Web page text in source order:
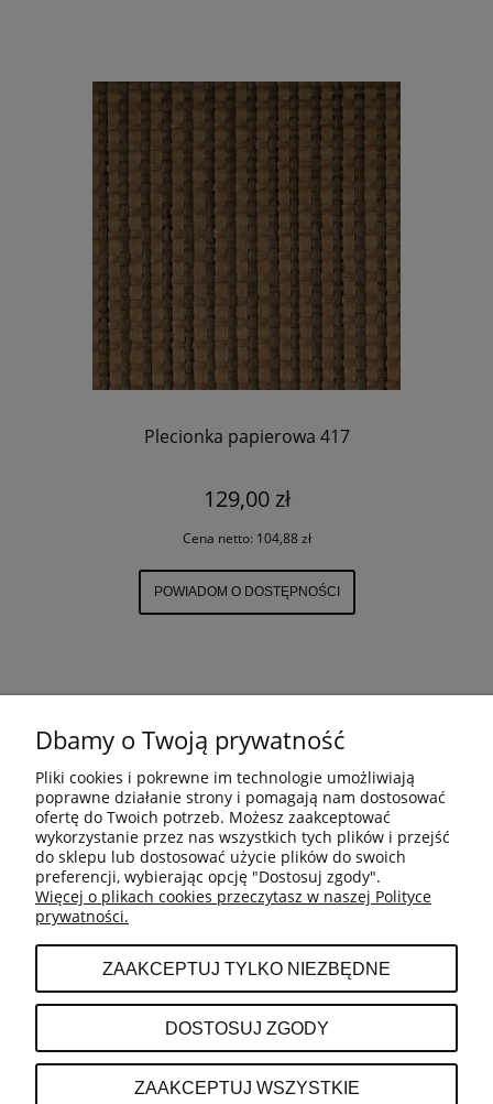
Plecionka papierowa 417
129,00 zł
Cena netto: 104,88 zł
POWIADOM O DOSTĘPNOŚCI
REGULAMIN
ZWROTY
REKLAMACJE
O FIRMIE
Dbamy o Twoją prywatność
Pliki cookies i pokrewne im technologie umożliwiają
poprawne działanie strony i pomagają nam dostosować
ofertę do Twoich potrzeb. Możesz zaakceptować
wykorzystanie przez nas wszystkich tych plików i przejść
do sklepu lub dostosować użycie plików do swoich
preferencji, wybierając opcję "Dostosuj zgody".
Więcej o plikach cookies przeczytasz w naszej Polityce
prywatności.
ZAAKCEPTUJ TYLKO NIEZBĘDNE
DOSTOSUJ ZGODY
ZAAKCEPTUJ WSZYSTKIE